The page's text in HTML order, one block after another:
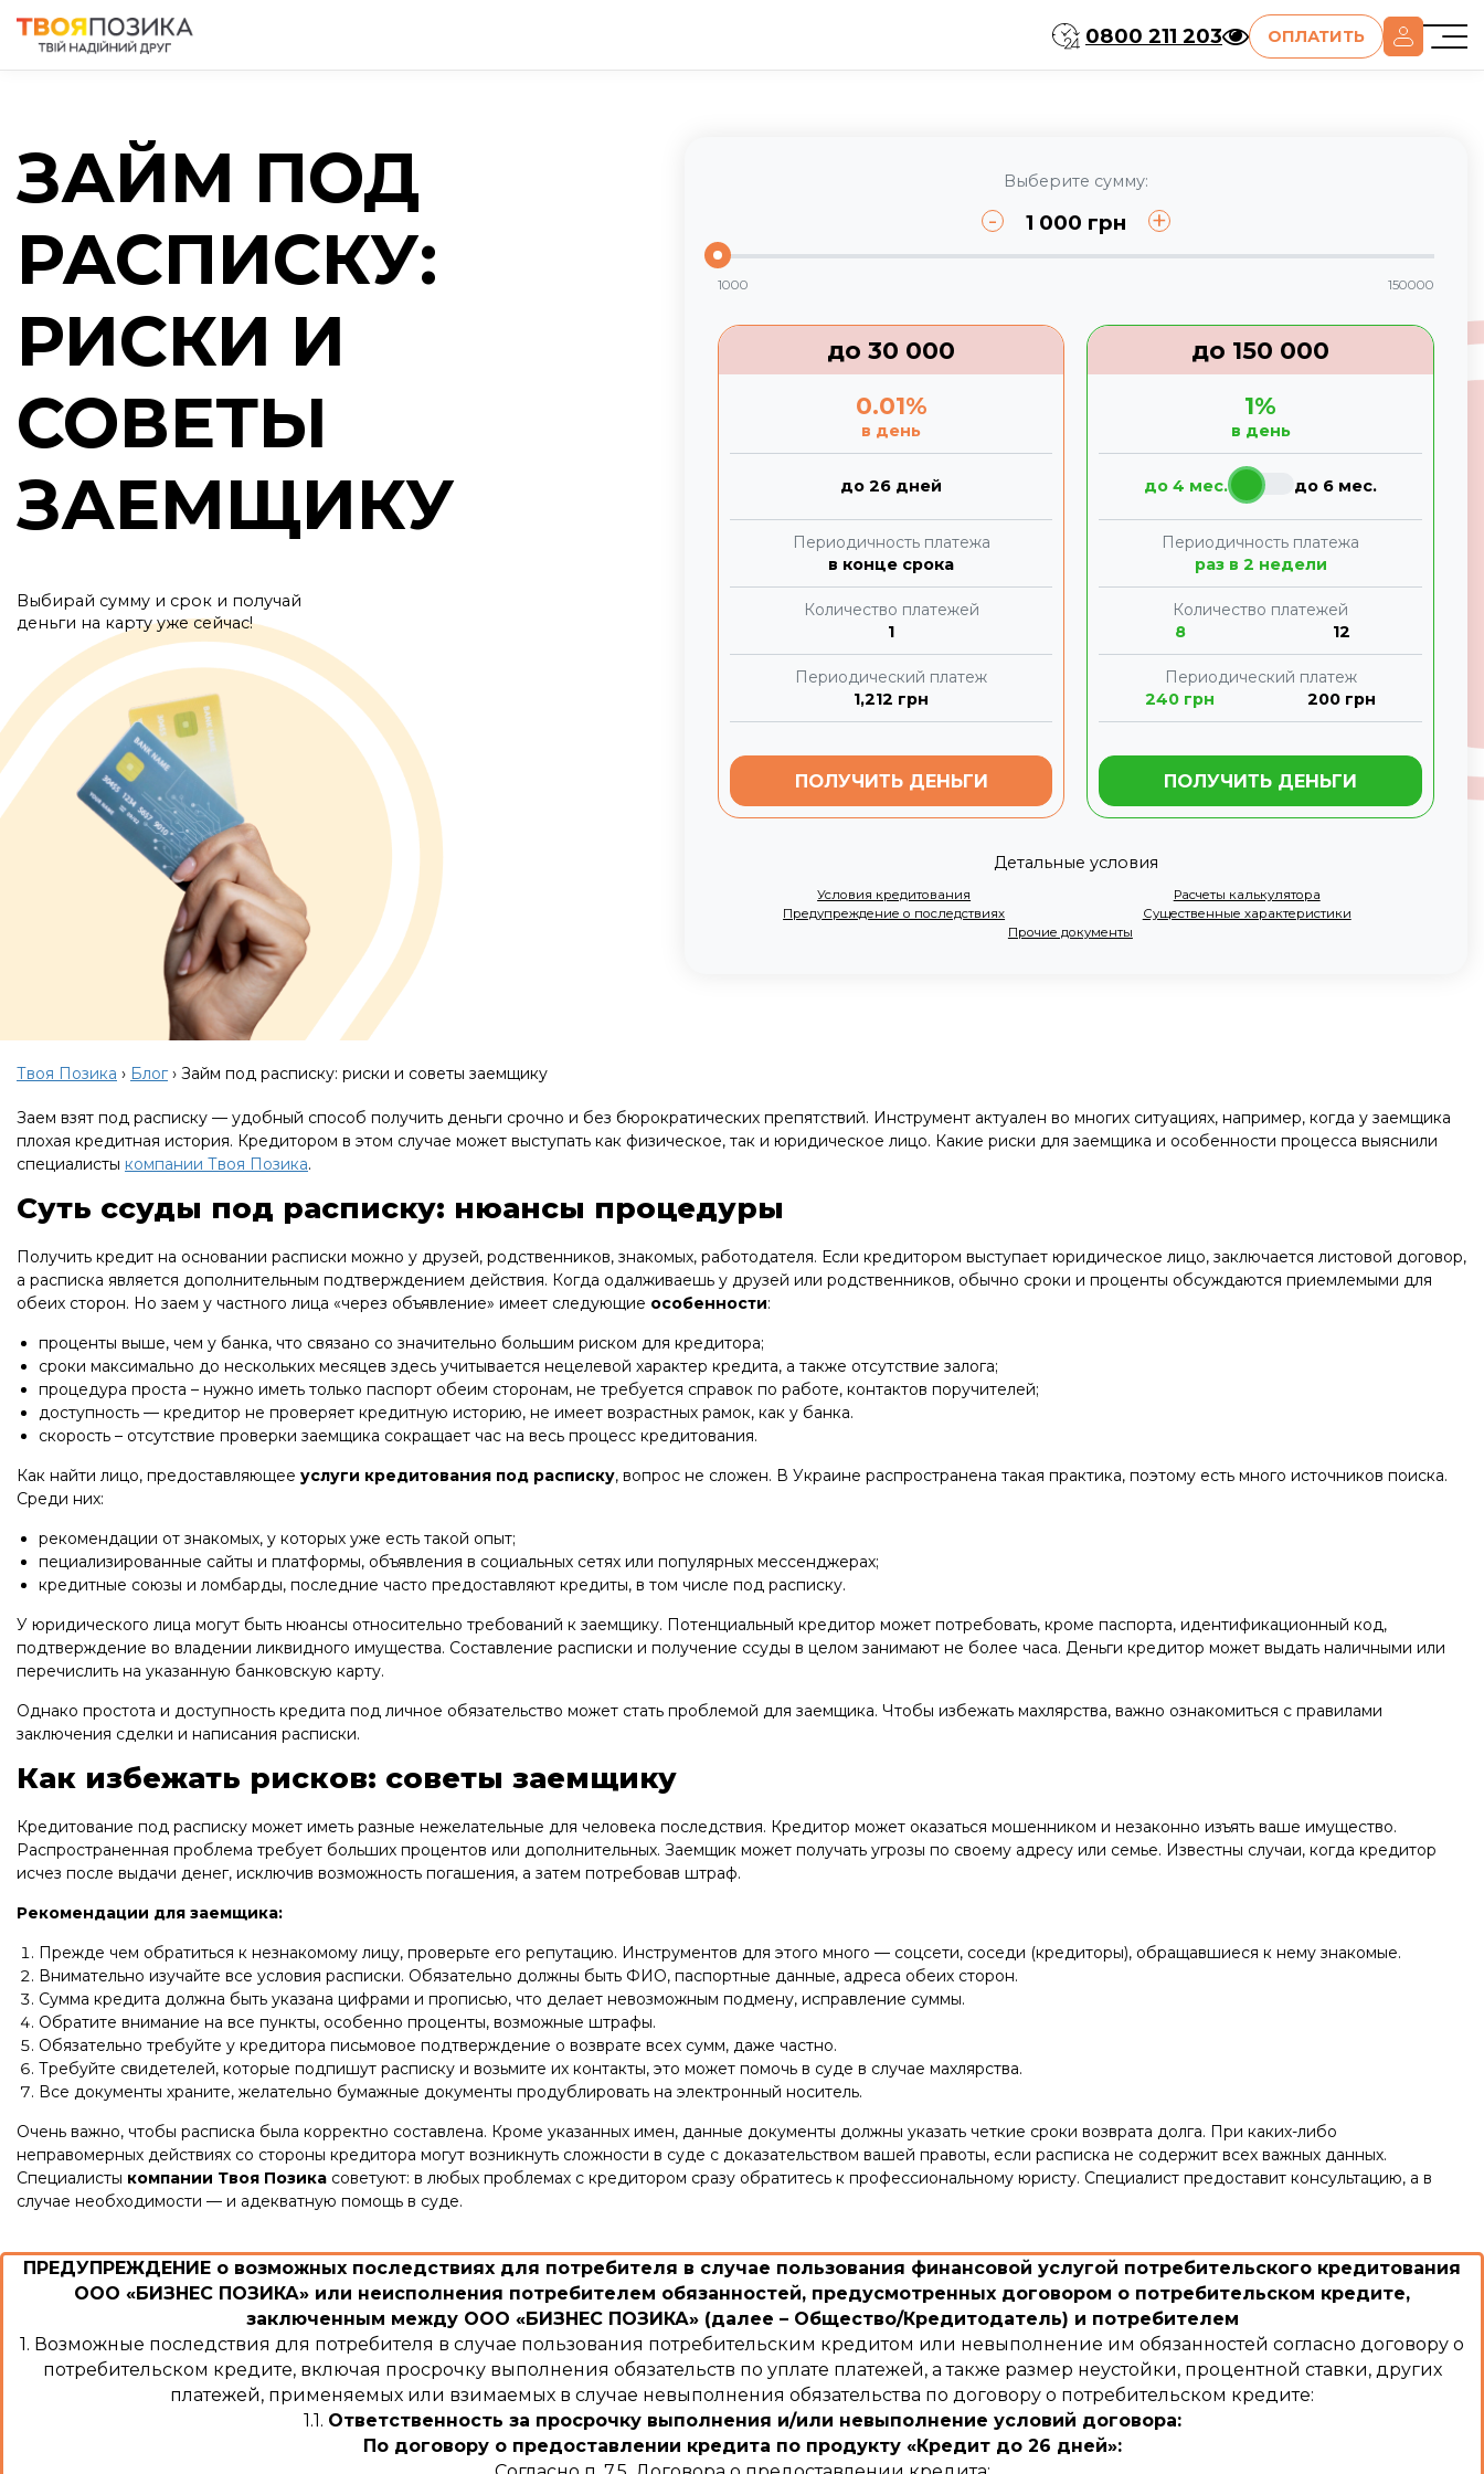
0800 211 203 ОПЛАТИТЬ
ЗАЙМ ПОД
РАСПИСКУ:
РИСКИ И
СОВЕТЫ
ЗАЕМЩИКУ
Выбирай сумму и срок и получай
деньги на карту уже сейчас!
Выберите сумму:
- 1 000 грн +
1000 150000
до30 000
0.01%
в день
до 26 дней
Периодичность платежа
в конце срока
Количество платежей
1
Периодический платеж
1,212 грн
ПОЛУЧИТЬ ДЕНЬГИ
до 150 000
1%
в день
до 4 мес. до 6 мес.
Периодичность платежа
раз в 2 недели
Количество платежей
8
12
Периодический платеж
240 грн 200грн
ПОЛУЧИТЬ ДЕНЬГИ
Детальные условия
Условия кредитования
Расчеты калькулятора
Предупреждение о последствиях
Существенные характеристики
Прочие документы
Твоя Позика › Блог› Займ под расписку: риски и советы заемщику
Заем взят под расписку — удобный способ получить деньги срочно и без бюрократических препятствий. Инструмент актуален во многих ситуациях, например, когда у заемщика
плохая кредитная история. Кредитором в этом случае может выступать как физическое, так и юридическое лицо. Какие риски для заемщика и особенности процесса выяснили
специалисты компании Твоя Позика.
Суть ссуды под расписку: нюансы процедуры
Получить кредит на основании расписки можно у друзей, родственников, знакомых, работодателя. Если кредитором выступает юридическое лицо, заключается листовой договор,
а расписка является дополнительным подтверждением действия. Когда одалживаешь у друзей или родственников, обычно сроки и проценты обсуждаются приемлемыми для
обеих сторон. Но заем у частного лица «через объявление» имеет следующие особенности:
проценты выше, чем у банка, что связано со значительно большим риском для кредитора;
сроки максимально до нескольких месяцев здесь учитывается нецелевой характер кредита, а также отсутствие залога;
процедура проста – нужно иметь только паспорт обеим сторонам, не требуется справок по работе, контактов поручителей;
доступность — кредитор не проверяет кредитную историю, не имеет возрастных рамок, как у банка.
скорость – отсутствие проверки заемщика сокращает час на весь процесс кредитования.
Как найти лицо, предоставляющее услуги кредитования под расписку, вопрос не сложен. В Украине распространена такая практика, поэтому есть много источников поиска.
Среди них:
рекомендации от знакомых, у которых уже есть такой опыт;
пециализированные сайты и платформы, объявления в социальных сетях или популярных мессенджерах;
кредитные союзы и ломбарды, последние часто предоставляют кредиты, в том числе под расписку.
У юридического лица могут быть нюансы относительно требований к заемщику. Потенциальный кредитор может потребовать, кроме паспорта, идентификационный код,
подтверждение во владении ликвидного имущества. Составление расписки и получение ссуды в целом занимают не более часа. Деньги кредитор может выдать наличными или
перечислить на указанную банковскую карту.
Однако простота и доступность кредита под личное обязательство может стать проблемой для заемщика. Чтобы избежать махлярства, важно ознакомиться с правилами
заключения сделки и написания расписки.
Как избежать рисков: советы заемщику
Кредитование под расписку может иметь разные нежелательные для человека последствия. Кредитор может оказаться мошенником и незаконно изъять ваше имущество.
Распространенная проблема требует больших процентов или дополнительных. Заемщик может получать угрозы по своему адресу или семье. Известны случаи, когда кредитор
исчез после выдачи денег, исключив возможность погашения, а затем потребовав штраф.
Рекомендации для заемщика:
Прежде чем обратиться к незнакомому лицу, проверьте его репутацию. Инструментов для этого много — соцсети, соседи (кредиторы), обращавшиеся к нему знакомые.
Внимательно изучайте все условия расписки. Обязательно должны быть ФИО, паспортные данные, адреса обеих сторон.
Сумма кредита должна быть указана цифрами и прописью, что делает невозможным подмену, исправление суммы.
Обратите внимание на все пункты, особенно проценты, возможные штрафы.
Обязательно требуйте у кредитора письмовое подтверждение о возврате всех сумм, даже частно.
Требуйте свидетелей, которые подпишут расписку и возьмите их контакты, это может помочь в суде в случае махлярства.
Все документы храните, желательно бумажные документы продублировать на электронный носитель.
Очень важно, чтобы расписка была корректно составлена. Кроме указанных имен, данные документы должны указать четкие сроки возврата долга. При каких-либо
неправомерных действиях со стороны кредитора могут возникнуть сложности в суде с доказательством вашей правоты, если расписка не содержит всех важных данных.
Специалисты компании Твоя Позика советуют: в любых проблемах с кредитором сразу обратитесь к профессиональному юристу. Специалист предоставит консультацию, а в
случае необходимости — и адекватную помощь в суде.
ПРЕДУПРЕЖДЕНИЕ о возможных последствиях для потребителя в случае пользования финансовой услугой потребительского кредитования
ООО «БИЗНЕС ПОЗИКА» или неисполнения потребителем обязанностей, предусмотренных договором о потребительском кредите,
заключенным между ООО «БИЗНЕС ПОЗИКА» (далее – Общество/Кредитодатель) и потребителем
1. Возможные последствия для потребителя в случае пользования потребительским кредитом или невыполнение им обязанностей согласно договору о
потребительском кредите, включая просрочку выполнения обязательств по уплате платежей, а также размер неустойки, процентной ставки, других
платежей, применяемых или взимаемых в случае невыполнения обязательства по договору о потребительском кредите:
1.1. Ответственность за просрочку выполнения и/или невыполнение условий договора:
По договору о предоставлении кредита по продукту «Кредит до 26 дней»: